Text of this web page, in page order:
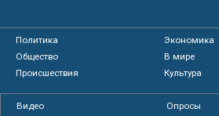
Политика
Экономика
Общество
В мире
Происшествия
Культура
Видео
Опросы